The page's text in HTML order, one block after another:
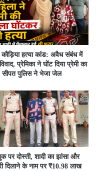
कौड़िया हत्या कांड: अवैध संबंध में
प्रेमिका ने घोंट दिया प्रेमी का
सीपत पुलिस ने भेजा जेल
पर दोस्ती, शादी का झांसा और
दिलाने के नाम पर ₹10.98 लाख